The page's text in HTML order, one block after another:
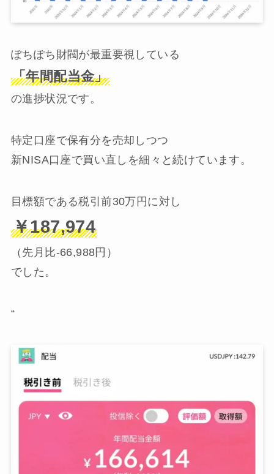
ぽちぽち財閥が最重要視している
「年間配当金」
の進捗状況です。
特定口座で保有分を売却しつつ
新NISA口座で買い直しを細々と続けています。
目標額である税引前30万円に対し
￥187,974
（先月比-66,988円）
でした。
“